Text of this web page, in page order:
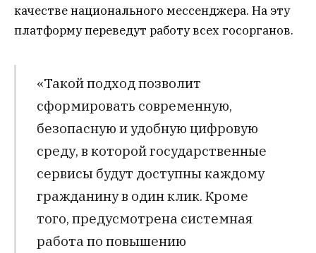
качестве национального мессенджера. На эту
платформу переведут работу всех госорганов.
«Такой подход позволит
сформировать современную,
безопасную и удобную цифровую
среду, в которой государственные
сервисы будут доступны каждому
гражданину в один клик. Кроме
того, предусмотрена системная
работа по повышению